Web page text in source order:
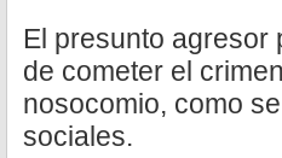
El presunto agresor
de cometer el
nosocomio, como
sociales.